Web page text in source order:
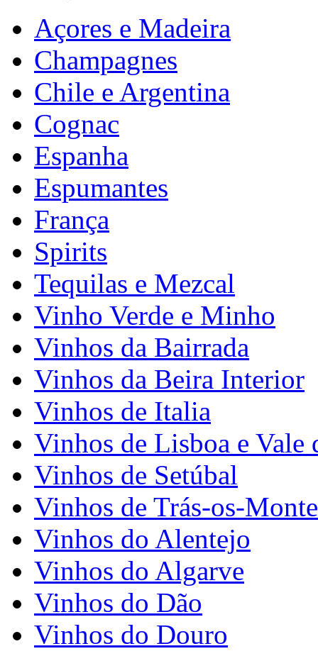
Açores e Madeira
Champagnes
Chile e Argentina
Cognac
Espanha
Espumantes
França
Spirits
Tequilas e Mezcal
Vinho Verde e Minho
Vinhos da Bairrada
Vinhos da Beira Interior
Vinhos de Italia
Vinhos de Lisboa e Vale
Vinhos de Setúbal
Vinhos de Trás-os-
Vinhos do Alentejo
Vinhos do Algarve
Vinhos do Dão
Vinhos do Douro